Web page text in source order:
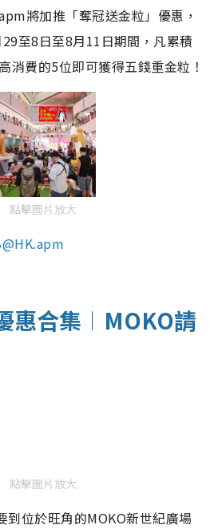
將加推「奪冠送金粒」優惠，
至8日至8月11日期間，凡累積
消費的5位即可獲得五錢重金粒！
點擊圖片放大
惠合集︱MOKO請
點擊圖片放大
到位於旺角的MOKO新世紀廣場